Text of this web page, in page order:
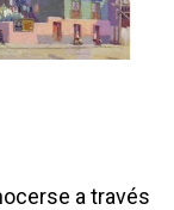
a través